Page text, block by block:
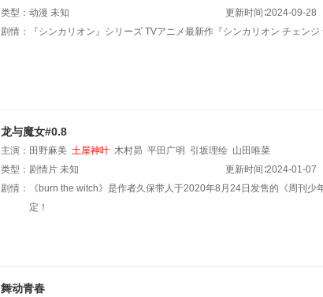
类型： 动漫 未知 更新时间∶2024-09-28
剧情：
『シンカリオン』シリーズ TVアニメ最新作『シンカリオン チェンジ
龙与魔女#0.8
主演： 田野麻美 土屋神叶 木村昴 平田广明 引坂理绘 山田唯菜
类型： 剧情片 未知 更新时间∶2024-01-07
剧情：
《burn the witch》是作者久保带人于2020年8月24日发售的《周刊
定！
舞动青春